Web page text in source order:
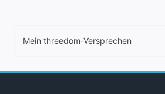
Mein threedom-Versprechen